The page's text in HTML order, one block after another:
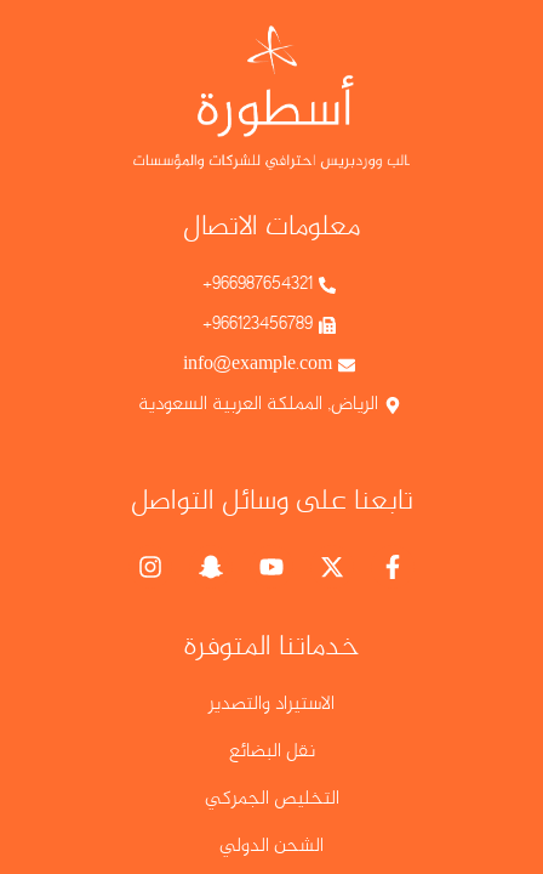
معلومات الاتصال
966987654321+
966123456789+
info@example.com
الرياض, المملكة العربية السعودية
تابعنا على وسائل التواصل
خدماتنا المتوفرة
الاستيراد والتصدير
نقل البضائع
التخليص الجمركي
الشحن الدولي